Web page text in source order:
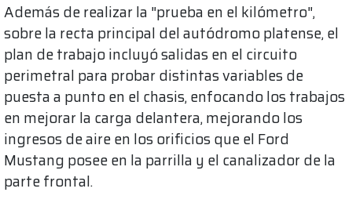
Además de realizar la "prueba en el kilómetro",
sobre la recta principal del autódromo platense, el
plan de trabajo incluyó salidas en el circuito
perimetral para probar distintas variables de
puesta a punto en el chasis, enfocando los trabajos
en mejorar la carga delantera, mejorando los
ingresos de aire en los orificios que el Ford
Mustang posee en la parrilla y el canalizador de la
parte frontal.